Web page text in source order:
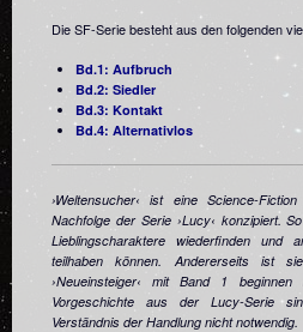
Die SF-Serie besteht aus den folgenden
Bd.1: Aufbruch
Bd.2: Siedler
Bd.3: Kontakt
Bd.4: Alternativlos
›Weltensucher‹ ist eine Science-
Nachfolge der Serie ›Lucy‹ konzipiert.
Lieblingscharaktere wiederfinden und
teilhaben können. Andererseits ist
›Neueinsteiger‹ mit Band 1
Vorgeschichte aus der Lucy-Serie
Verständnis der Handlung nicht notwendig.